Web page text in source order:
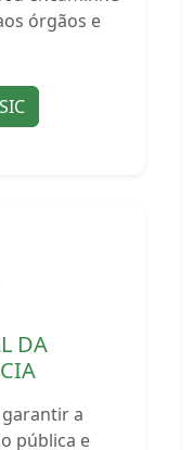
órgãos e
DA
a
pública e